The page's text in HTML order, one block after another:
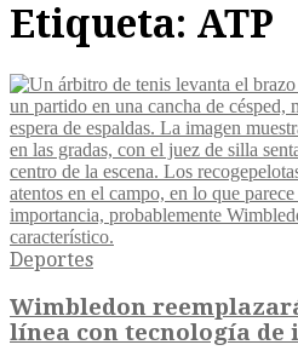
Etiqueta: ATP
Deportes
Wimbledon
línea con tecnología de